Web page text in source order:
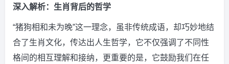
深入解析：生肖背后的哲学
“猪狗相和未为晚”这一理念，虽非传统成语，却巧妙地结
合了生肖文化，传达出人生哲学，它不仅强调了不同性
格间的相互理解和接纳，更重要的是，它鼓励我们在任